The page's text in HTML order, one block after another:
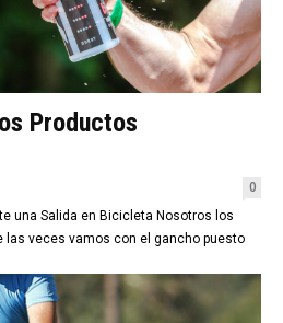
Productos
0
una Salida en Bicicleta Nosotros los
veces vamos con el gancho puesto